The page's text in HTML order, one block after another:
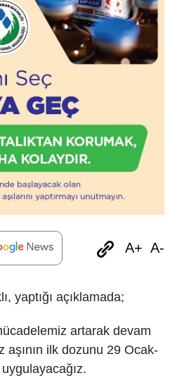
A+ A-
yaptığı açıklamada;
artarak devam
aşının ilk dozunu 29 Ocak-